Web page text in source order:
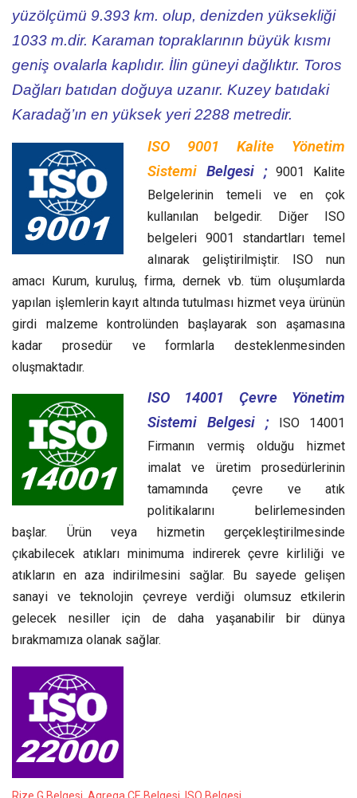
yüzölçümü 9.393 km. olup, denizden yüksekliği
1033 m.dir. Karaman topraklarının büyük kısmı
geniş ovalarla kaplıdır. İlin güneyi dağlıktır. Toros
Dağları batıdan doğuya uzanır. Kuzey batıdaki
Karadağ’ın en yüksek yeri 2288 metredir.
ISO 9001 Kalite Yönetim
Sistemi Belgesi ;9001 Kalite
Belgelerinin temeli ve en çok
kullanılan belgedir. Diğer ISO
belgeleri 9001 standartları temel
alınarak geliştirilmiştir. ISO nun
amacı Kurum, kuruluş, firma, dernek vb. tüm oluşumlarda
yapılan işlemlerin kayıt altında tutulması hizmet veya ürünün
girdi malzeme kontrolünden başlayarak son aşamasına
kadar prosedür ve formlarla desteklenmesinden
oluşmaktadır.
ISO 14001 Çevre Yönetim
Sistemi Belgesi ;
ISO 14001
Firmanın vermiş olduğu hizmet
imalat ve üretim prosedürlerinin
tamamında çevre ve atık
politikalarını belirlemesinden
başlar. Ürün veya hizmetin gerçekleştirilmesinde
çıkabilecek atıkları minimuma indirerek çevre kirliliği ve
atıkların en aza indirilmesini sağlar. Bu sayede gelişen
sanayi ve teknolojin çevreye verdiği olumsuz etkilerin
gelecek nesiller için de daha yaşanabilir bir dünya
bırakmamıza olanak sağlar.